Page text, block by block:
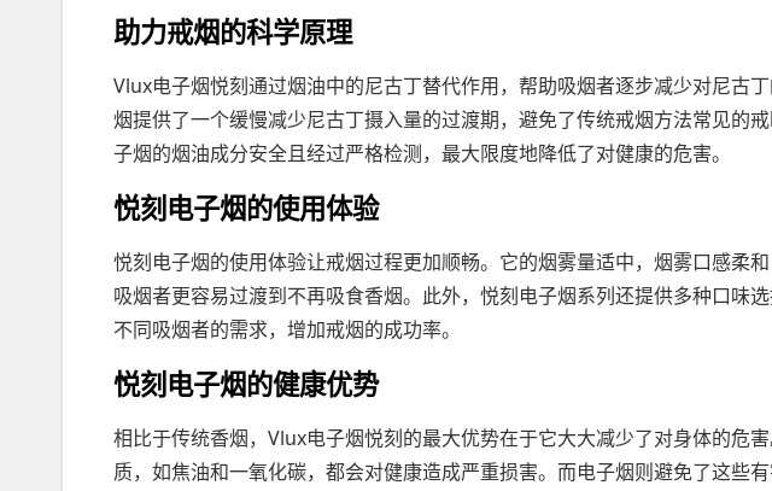
助力戒烟的科学原理
Vlux电子烟悦刻通过烟油中的尼古丁替代作用，帮助吸烟者逐步减少对尼古
烟提供了一个缓慢减少尼古丁摄入量的过渡期，避免了传统戒烟方法常见的
子烟的烟油成分安全且经过严格检测，最大限度地降低了对健康的危害。
悦刻电子烟的使用体验
悦刻电子烟的使用体验让戒烟过程更加顺畅。它的烟雾量适中，烟雾口感柔
吸烟者更容易过渡到不再吸食香烟。此外，悦刻电子烟系列还提供多种口味
不同吸烟者的需求，增加戒烟的成功率。
悦刻电子烟的健康优势
相比于传统香烟，Vlux电子烟悦刻的最大优势在于它大大减少了对身体的危
质，如焦油和一氧化碳，都会对健康造成严重损害。而电子烟则避免了这些